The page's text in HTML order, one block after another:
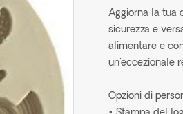
Aggiorna la tua
sicurezza e
alimentare e
un'eccezionale
Opzioni di